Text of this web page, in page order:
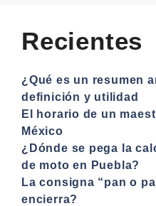
Recientes
¿Qué es un resumen
definición y utilidad
El horario de un
México
¿Dónde se pega la
de moto en Puebla?
La consigna “pan o
encierra?